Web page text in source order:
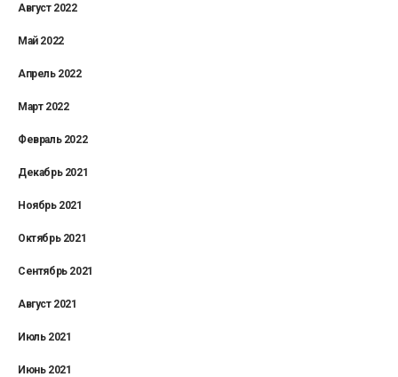
Август 2022
Май 2022
Апрель 2022
Март 2022
Февраль 2022
Декабрь 2021
Ноябрь 2021
Октябрь 2021
Сентябрь 2021
Август 2021
Июль 2021
Июнь 2021